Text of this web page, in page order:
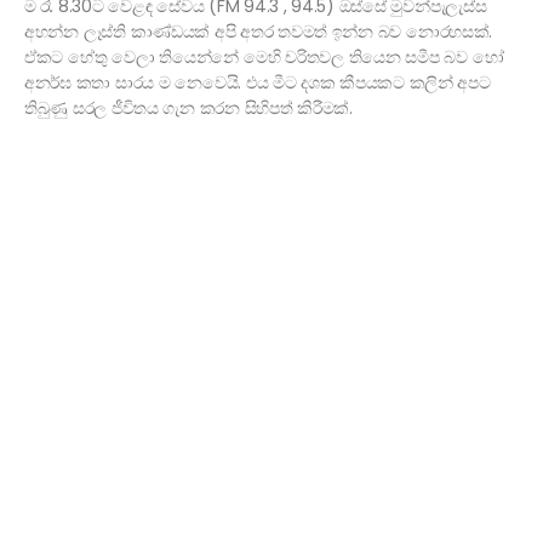
ම රෑ 8.30ට වෙළඳ සේවය (FM 94.3 , 94.5) ඔස්සේ මුවන්පැලැස්ස
අහන්න ලෑස්ති කාණ්ඩයක් අපි අතර තවමත් ඉන්න බව නොරහසක්.
ඒකට හේතු වෙලා තියෙන්නේ මෙහි චරිතවල තියෙන සමීප බව හෝ
අනර්ඝ කතා සාරය ම නෙවෙයි. එය මීට දශක කීපයකට කලින් අපට
තිබුණු සරල ජීවිතය ගැන කරන සිහිපත් කිරීමක්.